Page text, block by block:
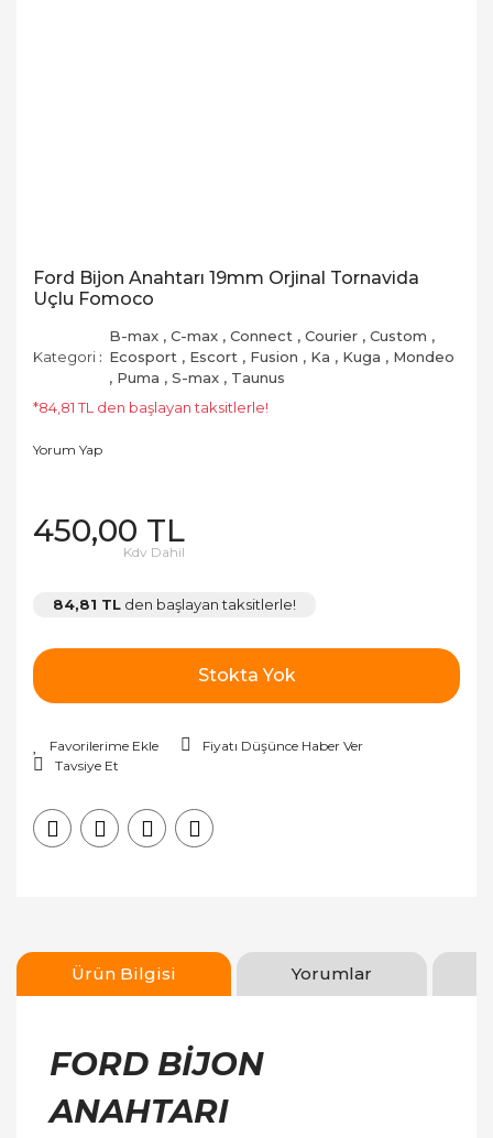
Ford Bijon Anahtarı 19mm Orjinal Tornavida
Uçlu Fomoco
Kategori
B-max , C-max , Connect , Courier , Custom ,
Ecosport , Escort , Fusion , Ka , Kuga , Mondeo
, Puma , S-max , Taunus
*84,81 TL den başlayan taksitlerle!
Yorum Yap
450,00 TL
Kdv Dahil
84,81 TL den başlayan taksitlerle!
Stokta Yok
Fiyatı Düşünce Haber Ver
Tavsiye Et
Ürün Bilgisi Yorumlar
FORD BİJON
ANAHTARI